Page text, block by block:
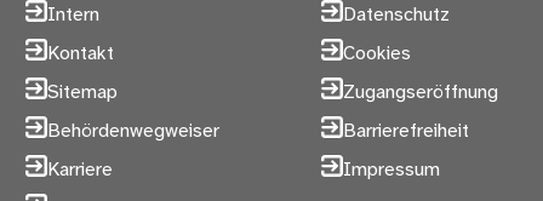
Intern
Kontakt
Sitemap
Behördenwegweiser
Karriere
Datenschutz
Cookies
Zugangseröffnung
Barrierefreiheit
Impressum